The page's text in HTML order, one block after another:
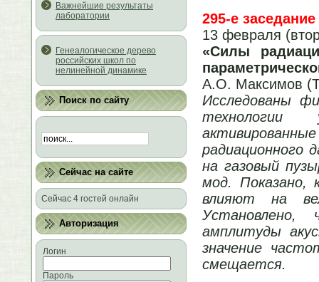
Важнейшие результаты
лаборатории
Генеалогическое дерево
российских школ по
нелинейной динамике
Поиск по сайту
Сейчас на сайте
Сейчас 4 гостей онлайн
Авторизация
Логин
Пароль
295-е заседание
13 февраля
«Силы
А.О. Максимов
Исследованы
технологии
радиационного
на газовый
мод. Показано,
влияют на
амплитуды
значение
смещается.